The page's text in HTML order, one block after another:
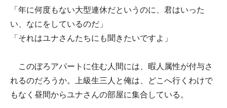
「年に何度もない大型連休だというのに、君はいった
い、なにをしているのだ」
「それはユナさんたちにも聞きたいですよ」
このぼろアパートに住む人間には、暇人属性が付与さ
れるのだろうか。上級生三人と俺は、どこへ行くわけで
もなく昼間からユナさんの部屋に集合している。